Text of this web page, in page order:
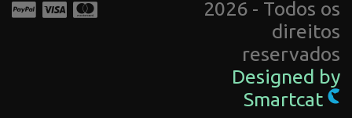
2026 - Todos os
direitos
reservados
Designed by
Smartcat